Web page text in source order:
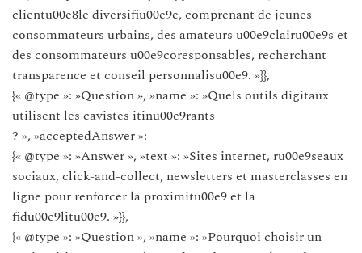
clientu00e8le diversifiu00e9e, comprenant de jeunes
consommateurs urbains, des amateurs u00e9clairu00e9s et
des consommateurs u00e9coresponsables, recherchant
transparence et conseil personnalisu00e9. »}},
{« @type »: »Question », »name »: »Quels outils digitaux
utilisent les cavistes itinu00e9rants
? », »acceptedAnswer »:
{« @type »: »Answer », »text »: »Sites internet, ru00e9seaux
sociaux, click-and-collect, newsletters et masterclasses en
ligne pour renforcer la proximitu00e9 et la
fidu00e9litu00e9. »}},
{« @type »: »Question », »name »: »Pourquoi choisir un